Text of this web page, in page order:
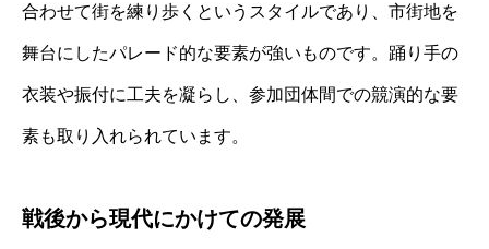
合わせて街を練り歩くというスタイルであり、市街地を
舞台にしたパレード的な要素が強いものです。踊り手の
衣装や振付に工夫を凝らし、参加団体間での競演的な要
素も取り入れられています。
戦後から現代にかけての発展